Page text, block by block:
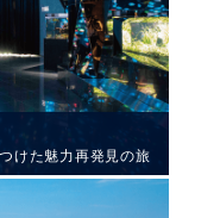
けた魅力再発見の旅